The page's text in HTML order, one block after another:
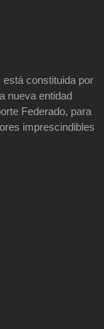
constituida por
nueva entidad
Federado, para
imprescindibles